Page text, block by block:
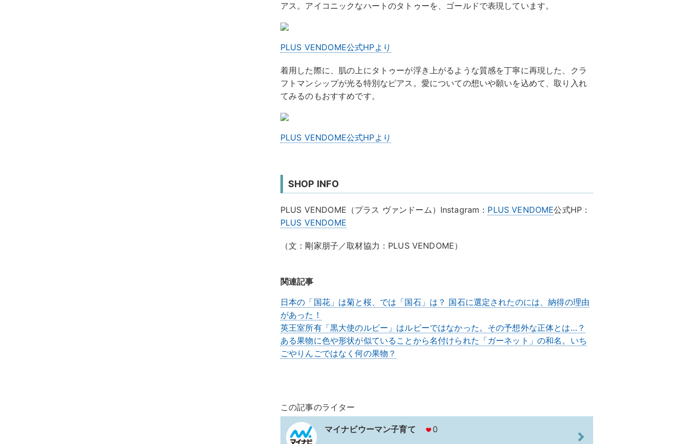
アス。アイコニックなハートのタトゥーを、ゴールドで表現しています。
PLUS VENDOME公式HPより
着用した際に、肌の上にタトゥーが浮き上がるような質感を丁寧に再現した、クラ
フトマンシップが光る特別なピアス。愛についての想いや願いを込めて、取り入れ
てみるのもおすすめです。
PLUS VENDOME公式HPより
SHOP INFO
PLUS VENDOME（プラス ヴァンドーム）Instagram： PLUS VENDOME公式HP：
PLUS VENDOME
（文：剛家朋子／取材協力：PLUS VENDOME）
関連記事
日本の「国花」は菊と桜、では「国石」は？ 国石に選定されたのには、納得の理由
があった！
英王室所有「黒大使のルビー」はルビーではなかった。その予想外な正体とは…？
ある果物に色や形状が似ていることから名付けられた「ガーネット」の和名。いち
ごやりんごではなく何の果物？
この記事のライター
マイナビウーマン子育て 0